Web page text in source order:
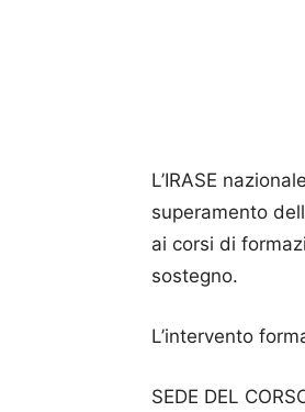
L’IRASE
superamento
ai corsi di
sostegno.
L’intervento
SEDE DEL